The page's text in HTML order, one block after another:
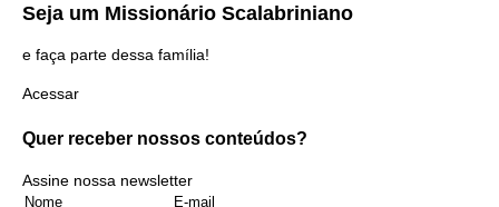
Seja um Missionário Scalabriniano
e faça parte dessa família!
Acessar
Quer receber nossos conteúdos?
Assine nossa newsletter